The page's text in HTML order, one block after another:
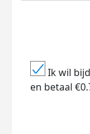
Ik wil
en betaal